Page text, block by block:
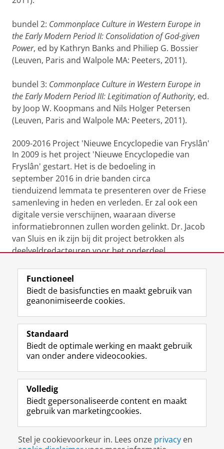
bundel 2: Commonplace Culture in Western Europe in
the Early Modern Period II: Consolidation of God-given
Power, ed by Kathryn Banks and Philiep G. Bossier
(Leuven, Paris and Walpole MA: Peeters, 2011).
bundel 3: Commonplace Culture in Western Europe in
the Early Modern Period III: Legitimation of Authority, ed.
by Joop W. Koopmans and Nils Holger Petersen
(Leuven, Paris and Walpole MA: Peeters, 2011).
2009-2016 Project 'Nieuwe Encyclopedie van Fryslân'
In 2009 is het project 'Nieuwe Encyclopedie van
Fryslân' gestart. Het is de bedoeling in
september 2016 in drie banden circa
tienduizend lemmata te presenteren over de Friese
samenleving in heden en verleden. Er zal ook een
digitale versie verschijnen, waaraan diverse
informatiebronnen zullen worden gelinkt. Dr. Jacob
van Sluis en ik zijn bij dit project betrokken als
deelveldredacteuren voor het onderdeel
Laatst gewijzigd: 25 juni 2022 12:22
Volg de RUG
F
a
e
b
o
p
a
i
n
L
i
k
e
I
-
p
g
i
R
S
-
f
e
R
k
s
I
n
t
r
m
c
c
Y
o
T
e
k
a
a
Studiekiezers
Alumni
Over ons
Disclaimer & Copyright
Inloggen
Functioneel
Biedt de basisfuncties en maakt gebruik van
geanonimiseerde cookies.
Standaard
Biedt de optimale werking en maakt gebruik
van onder andere videocookies.
Volledig
Biedt gepersonaliseerde content en maakt
gebruik van marketingcookies.
Stel je cookievoorkeur in. Lees onze privacy en